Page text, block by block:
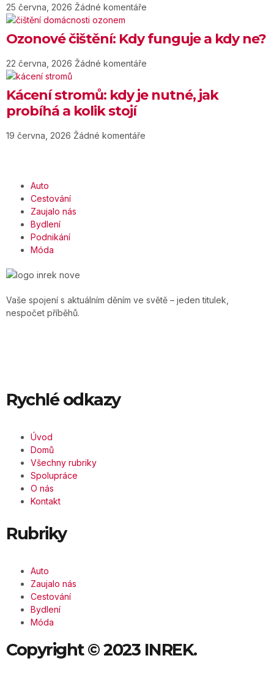
25 června, 2026 Žádné komentáře
Ozonové čištění: Kdy funguje a kdy ne?
22 června, 2026 Žádné komentáře
Kácení stromů: kdy je nutné, jak
probíhá a kolik stojí
19 června, 2026 Žádné komentáře
Auto
Cestování
Zaujalo nás
Bydlení
Podnikání
Móda
Vaše spojení s aktuálním děním ve světě – jeden titulek,
nespočet příběhů.
Rychlé odkazy
Úvod
Domů
Všechny rubriky
Spolupráce
O nás
Kontakt
Rubriky
Auto
Zaujalo nás
Cestování
Bydlení
Móda
Copyright © 2023 INREK.